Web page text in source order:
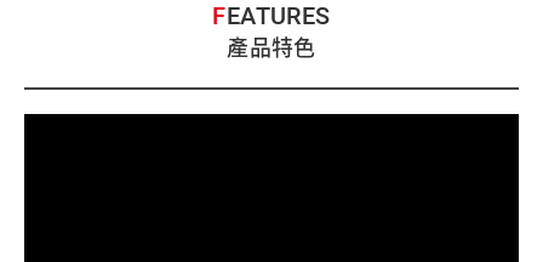
FEATURES
產品特色